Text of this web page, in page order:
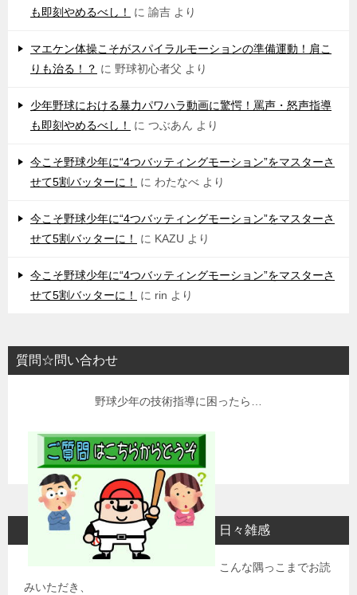
も即刻やめるべし！ に 諭吉 より
マエケン体操こそがスパイラルモーションの準備運動！肩こ
りも治る！？ に 野球初心者父 より
少年野球における暴力パワハラ動画に驚愕！罵声・怒声指導
も即刻やめるべし！
に つぶあん より
今こそ野球少年に“4つバッティングモーション”をマスターさ
せて5割バッターに！
に わたなべ より
今こそ野球少年に“4つバッティングモーション”をマスターさ
せて5割バッターに！
に KAZU より
今こそ野球少年に“4つバッティングモーション”をマスターさ
せて5割バッターに！
に rin より
質問☆問い合わせ
野球少年の技術指導に困ったら…
日々雑感
こんな隅っこまでお読
みいただき、